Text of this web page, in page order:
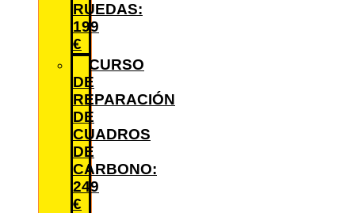
RUEDAS:
199
€
CURSO
DE
REPARACIÓN
DE
CUADROS
DE
CARBONO:
249
€